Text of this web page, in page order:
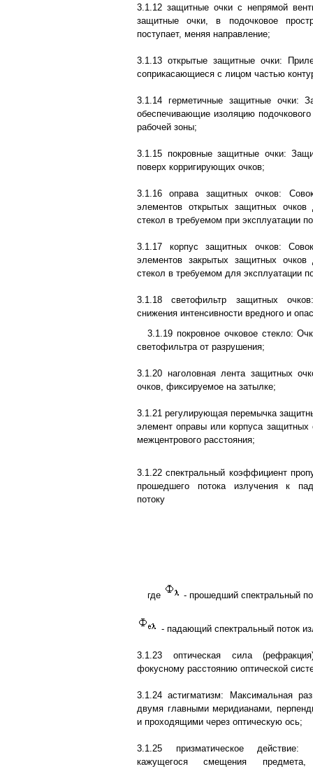
3.1.12 защитные очки с непрямой
защитные очки, в подочковое
поступает, меняя направление;
3.1.13 открытые защитные очки:
соприкасающиеся с лицом частью
3.1.14 герметичные защитные очки:
обеспечивающие изоляцию подочкового
рабочей зоны;
3.1.15 покровные защитные очки:
поверх корригирующих очков;
3.1.16 оправа защитных очков:
элементов открытых защитных
стекол в требуемом при эксплуатации
3.1.17 корпус защитных очков:
элементов закрытых защитных
стекол в требуемом для эксплуатации
3.1.18 светофильтр защитных
снижения интенсивности вредного и
3.1.19 покровное очковое стекло:
светофильтра от разрушения;
3.1.20 наголовная лента защитных
очков, фиксируемое на затылке;
3.1.21 регулирующая перемычка
элемент оправы или корпуса защитных
межцентрового расстояния;
3.1.22 спектральный коэффициент
прошедшего потока излучения к
потоку
где - прошедший спектральный
- падающий спектральный поток
3.1.23 оптическая сила
фокусному расстоянию оптической
3.1.24 астигматизм: Максимальная
двумя главными меридианами,
и проходящими через оптическую ось;
3.1.25 призматическое действие:
кажущегося смещения